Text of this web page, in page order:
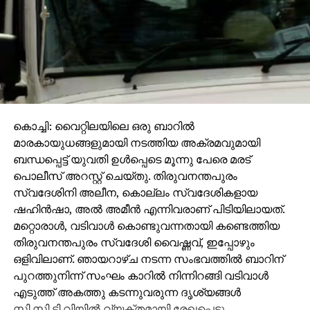
കൊച്ചി: വൈറ്റിലയിലെ ഒരു ബാറില്‍
മാരകായുധങ്ങളുമായി നടത്തിയ അക്രമവുമായി
ബന്ധപ്പെട്ട് യുവതി ഉള്‍പ്പെടെ മൂന്നു പേരെ മരട്
പൊലീസ് അറസ്റ്റ് ചെയ്തു. തിരുവനന്തപുരം
സ്വദേശിനി അലീന, കൊല്ലം സ്വദേശികളായ
ഷഹിന്‍ഷാ, അല്‍ അമീന്‍ എന്നിവരാണ് പിടിയിലായത്.
മറ്റൊരാള്‍, വടിവാള്‍ കൊണ്ടുവന്നതായി കണ്ടെത്തിയ
തിരുവനന്തപുരം സ്വദേശി വൈഷ്ണവ്, ഇപ്പോഴും
ഒളിവിലാണ്. ഞായറാഴ്ച നടന്ന സംഭവത്തില്‍ ബാറിന്
പുറത്തുനിന്ന് സംഘം കാറില്‍ നിന്നിറങ്ങി വടിവാള്‍
എടുത്ത് അകത്തു കടന്നുവരുന്ന ദൃശ്യങ്ങള്‍